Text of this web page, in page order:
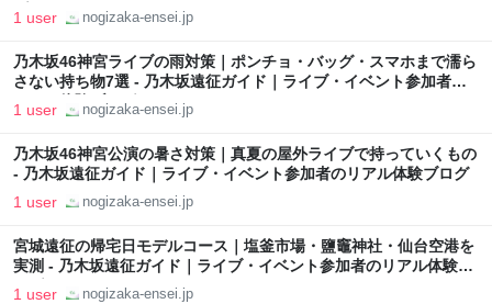
グ
1 user nogizaka-ensei.jp
乃木坂46神宮ライブの雨対策｜ポンチョ・バッグ・スマホまで濡ら
さない持ち物7選 - 乃木坂遠征ガイド｜ライブ・イベント参加者の
リアル体験ブログ
1 user nogizaka-ensei.jp
乃木坂46神宮公演の暑さ対策｜真夏の屋外ライブで持っていくもの
- 乃木坂遠征ガイド｜ライブ・イベント参加者のリアル体験ブログ
1 user nogizaka-ensei.jp
宮城遠征の帰宅日モデルコース｜塩釜市場・鹽竈神社・仙台空港を
実測 - 乃木坂遠征ガイド｜ライブ・イベント参加者のリアル体験ブ
ログ
1 user nogizaka-ensei.jp